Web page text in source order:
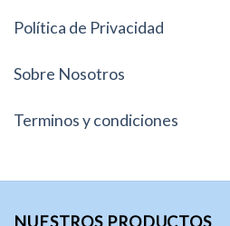
Política de Privacidad
Sobre Nosotros
Terminos y condiciones
NUESTROS PRODUCTOS